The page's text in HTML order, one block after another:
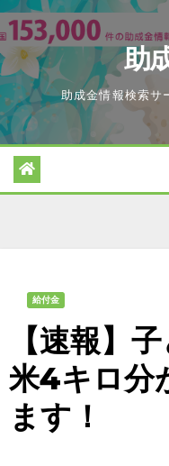
Skip
to
content
助
助成金情報検索サ
給付金
【速報】
米4キロ分
ます！